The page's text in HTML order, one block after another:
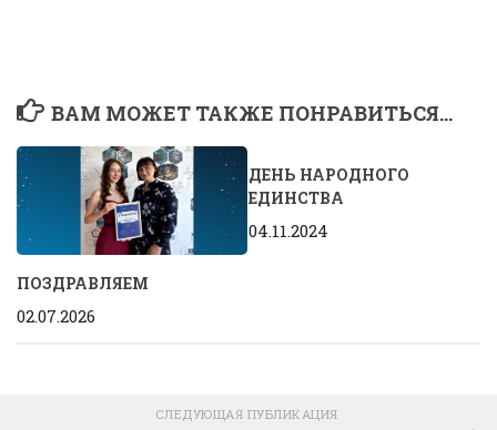
ВАМ МОЖЕТ ТАКЖЕ ПОНРАВИТЬСЯ...
ПОЗДРАВЛЯЕМ
02.07.2026
ДЕНЬ НАРОДНОГО
ЕДИНСТВА
04.11.2024
СЛЕДУЮЩАЯ ПУБЛИКАЦИЯ